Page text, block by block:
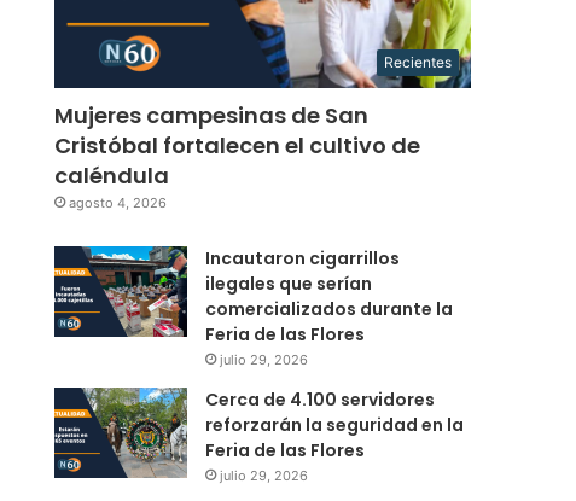
Recientes
Mujeres campesinas de San
Cristóbal fortalecen el cultivo de
caléndula
agosto 4, 2026
Incautaron cigarrillos
ilegales que serían
comercializados durante la
Feria de las Flores
julio 29, 2026
Cerca de 4.100 servidores
reforzarán la seguridad en la
Feria de las Flores
julio 29, 2026